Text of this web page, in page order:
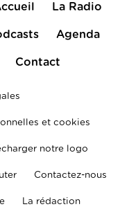
La Radio
Agenda
Contact
et cookies
notre logo
Contactez-nous
La rédaction